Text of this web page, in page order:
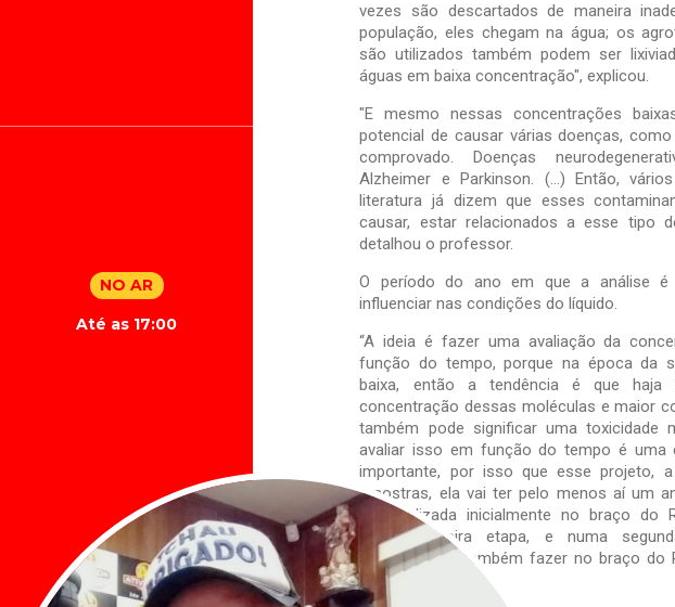
NO AR
Até as 17:00
vezes são descartados de maneira
população, eles chegam na água; os
são utilizados também podem ser
águas em baixa concentração", explicou.
"E mesmo nessas concentrações
potencial de causar várias doenças,
comprovado. Doenças
Alzheimer e Parkinson. (...) Então,
literatura já dizem que esses
causar, estar relacionados a esse tipo
detalhou o professor.
O período do ano em que a análise é
influenciar nas condições do líquido.
“A ideia é fazer uma avaliação da
função do tempo, porque na época da
baixa, então a tendência é que haja
concentração dessas moléculas e maior
também pode significar uma toxicidade
avaliar isso em função do tempo é uma
importante, por isso que esse projeto,
amostras, ela vai ter pelo menos aí um
ser realizada inicialmente no braço do
numa primeira etapa, e numa
perspectiva é também fazer no braço do
disse.